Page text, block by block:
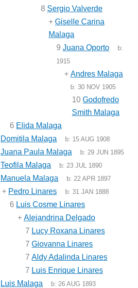
8 Sergio Valverde
+ Giselle Carina
Malaga
9 Juana Oporto
b:
1915
+ Andres Malaga
b:30 NOV 1905
10 Godofredo
Smith Malaga
6 Elida Malaga
Domitila Malaga b: 15 AUG 1908
Juana Paula Malaga b:29 JUN 1895
Teofila Malaga b:23 JUL 1890
Manuela Malaga b:22 APR 1897
+ Pedro Linares b:31 JAN 1888
6 Luis Cosme Linares
+ Alejandrina Delgado
7 Lucy Roxana Linares
7 Giovanna Linares
7 Aldy Adalinda Linares
7 Luis Enrique Linares
Luis Malaga b:26 AUG 1893